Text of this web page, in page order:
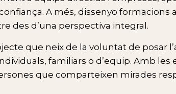
A més, dissenyo
des d’una perspectiva integral.
que neix de la voluntat de posar
familiars o d’equip. Amb
que comparteixen mirades